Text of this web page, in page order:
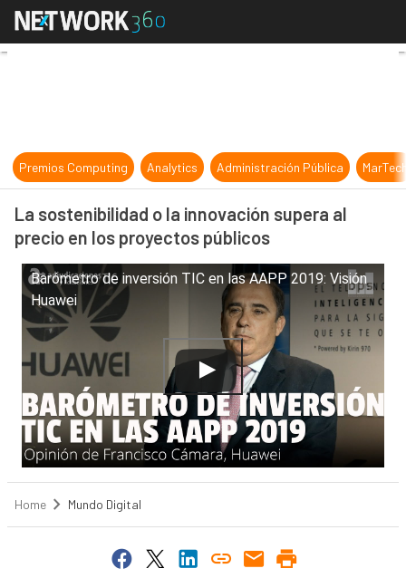
La sostenibilidad o la innovación
Premios Computing Analytics Administración Pública
La sostenibilidad o la innovación supera al
precio en los proyectos públicos
Barómetro de inversión TIC en las AAPP 2019: Visión
Huawei
Home Mundo Digital